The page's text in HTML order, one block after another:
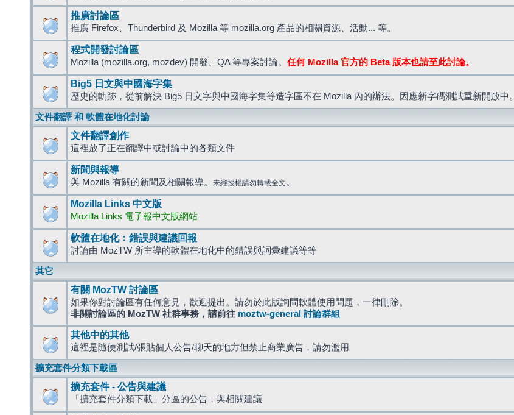
推廣討論區
推廣 Firefox、Thunderbird 及 Mozilla 等 mozilla.org 產品的相關資源、活動... 等。
程式開發討論區
Mozilla (mozilla.org, mozdev) 開發、QA 等專案討論。 任何 Mozilla 官方的 Beta 版本也請至此討論。
Big5 日文與中國海字集
歷史的軌跡，從前解決 Big5 日文字與中國海字集等造字區不在 Mozilla 內的辦法。因應新字碼測試重新開放中。
文件翻譯 和 軟體在地化討論
文件翻譯創作
這裡放了正在翻譯中或討論中的各類文件
新聞與報導
與 Mozilla 有關的新聞及相關報導。 未經授權請勿轉載全文 。
Mozilla Links 中文版
Mozilla Links 電子報中文版網站
軟體在地化：錯誤與建議回報
討論由 MozTW 所主導的軟體在地化中的錯誤與詞彙建議等等
其它
有關 MozTW 討論區
如果你對討論區有任何意見，歡迎提出。請勿於此版詢問軟體使用問題，一律刪除。
非關討論區的 MozTW 社群事務，請前往 moztw-general 討論群組
其他中的其他
這裡是隨便測試/張貼個人公告/聊天的地方但禁止商業廣告，請勿濫用
擴充套件分類下載區
擴充套件 - 公告與建議
「擴充套件分類下載」分區的公告，與相關建議